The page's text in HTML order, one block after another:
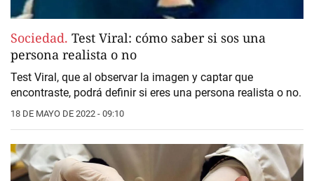
Sociedad. Test Viral: cómo saber si sos una
persona realista o no
Test Viral, que al observar la imagen y captar que
encontraste, podrá definir si eres una persona realista o no.
18 DE MAYO DE 2022 - 09:10